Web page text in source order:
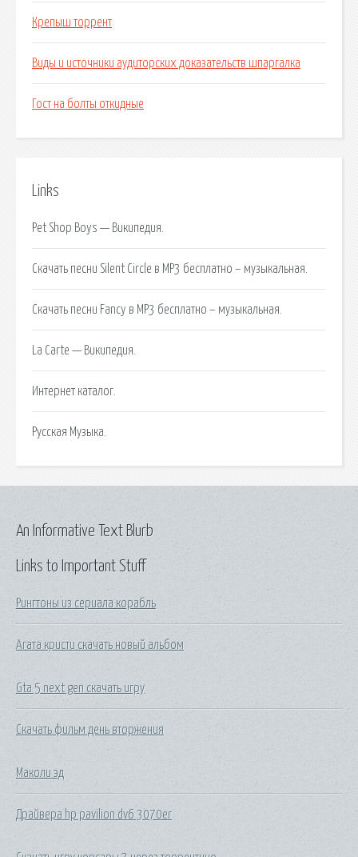
Крепыш торрент
Виды и источники аудиторских доказательств шпаргалка
Гост на болты откидные
Links
Pet Shop Boys — Википедия.
Скачать песни Silent Circle в MP3 бесплатно – музыкальная.
Скачать песни Fancy в MP3 бесплатно – музыкальная.
La Carte — Википедия.
Интернет каталог.
Русская Музыка.
Links to Important Stuff
Рингтоны из сериала корабль
Агата кристи скачать новый альбом
Gta 5 next gen скачать игру
Скачать фильм день вторжения
Маколи эд
Драйвера hp pavilion dv6 3070er
An Informative Text Blurb